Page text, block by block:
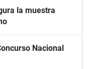
la muestra
Nacional